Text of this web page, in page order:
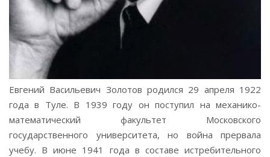
Евгений Васильевич Золотов родился 29 апреля 1922
года в Туле. В 1939 году он поступил на механико-
математический факультет Московского
государственного университета, но война прервала
учебу. В июне 1941 года в составе истребительного